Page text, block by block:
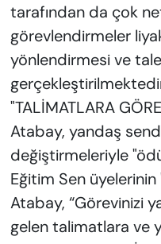
tarafından da çok
görevlendirmeler
yönlendirmesi ve
"TALİMATLARA
Atabay, yandaş
değiştirmeleriyle
Eğitim Sen üyelerinin
Atabay, “Görevinizi
gelen talimatlara ve